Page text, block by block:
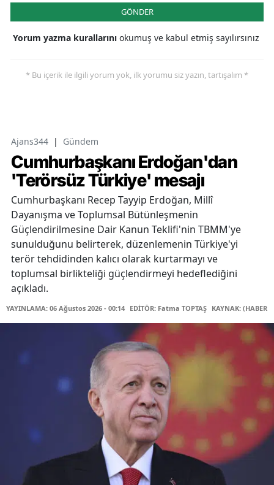
GÖNDER
Yorum yazma kurallarını okumuş ve kabul etmiş sayılırsınız
* Bu içerik ile ilgili yorum yok, ilk yorumu siz yazın, tartışalım *
Ajans344 | Gündem
Cumhurbaşkanı Erdoğan'dan
'Terörsüz Türkiye' mesajı
Cumhurbaşkanı Recep Tayyip Erdoğan, Millî
Dayanışma ve Toplumsal Bütünleşmenin
Güçlendirilmesine Dair Kanun Teklifi'nin TBMM'ye
sunulduğunu belirterek, düzenlemenin Türkiye'yi
terör tehdidinden kalıcı olarak kurtarmayı ve
toplumsal birlikteliği güçlendirmeyi hedeflediğini
açıkladı.
YAYINLAMA: 06 Ağustos 2026 - 00:14 EDİTÖR: Fatma TOPTAŞ KAYNAK: (HABER